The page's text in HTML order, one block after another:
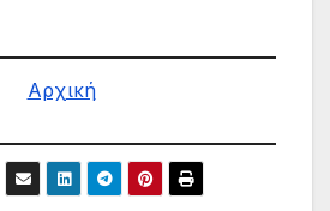
Αρχική